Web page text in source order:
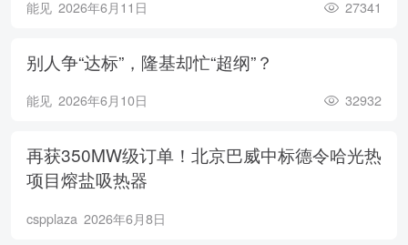
能见 2026年6月11日 27341
别人争“达标”，隆基却忙“超纲”？
能见 2026年6月10日 32932
再获350MW级订单！北京巴威中标德令哈光热
项目熔盐吸热器
cspplaza 2026年6月8日